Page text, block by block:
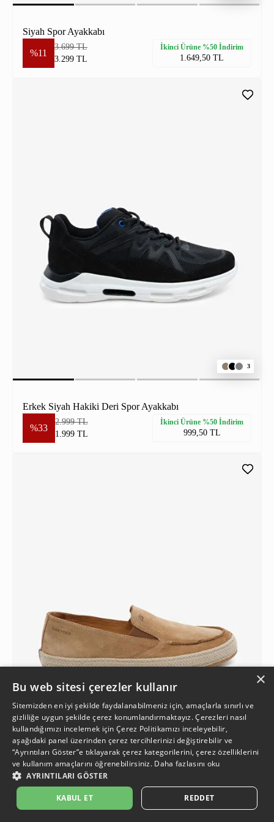
Siyah Spor Ayakkabı
%11
3.699 TL
3.299 TL
İkinci Ürüne %50 İndirim
1.649,50 TL
3
Erkek Siyah Hakiki Deri Spor Ayakkabı
%33
2.999 TL
1.999 TL
İkinci Ürüne %50 İndirim
999,50 TL
Erkek Tarçın Hakiki Deri Loafer Ayakkabı
2.299 TL
1.699 TL
İkinci Ürüne %50 İndirim
849,50 TL
×
Bu web sitesi çerezler kullanır
Sitemizden en iyi şekilde faydalanabilmeniz için, amaçlarla sınırlı ve
gizliliğe uygun şekilde çerez konumlandırmaktayız. Çerezleri nasıl
kullandığımızı incelemek içinÇerez Politikamızı inceleyebilir,
aşağıdaki panel üzerinden çerez tercihlerinizi değiştirebilir ve
“Ayrıntıları Göster”e tıklayarak çerez kategorilerini, çerez özelliklerini
ve kullanım amaçlarını öğrenebilirsiniz. Daha fazlasını oku
AYRINTILARI GÖSTER
KABUL ET REDDET